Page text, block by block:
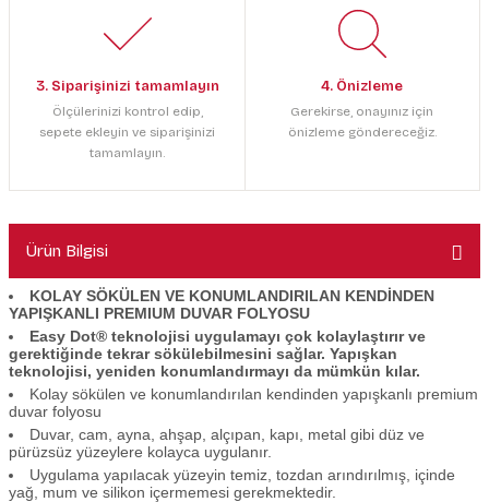
3. Siparişinizi tamamlayın
Ölçülerinizi kontrol edip,
sepete ekleyin ve siparişinizi
tamamlayın.
4. Önizleme
Gerekirse, onayınız için
önizleme göndereceğiz.
Ürün Bilgisi
KOLAY SÖKÜLEN VE KONUMLANDIRILAN KENDİNDEN
YAPIŞKANLI PREMIUM DUVAR FOLYOSU
Easy Dot® teknolojisi uygulamayı çok kolaylaştırır ve
gerektiğinde tekrar sökülebilmesini sağlar. Yapışkan
teknolojisi, yeniden konumlandırmayı da mümkün kılar.
Kolay sökülen ve konumlandırılan kendinden yapışkanlı premium
duvar folyosu
Duvar, cam, ayna, ahşap, alçıpan, kapı, metal gibi düz ve
pürüzsüz yüzeylere kolayca uygulanır.
Uygulama yapılacak yüzeyin temiz, tozdan arındırılmış, içinde
yağ, mum ve silikon içermemesi gerekmektedir.